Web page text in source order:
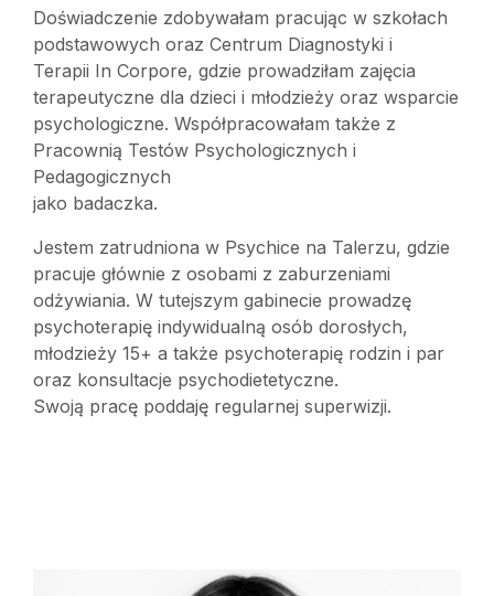
Doświadczenie zdobywałam pracując w szkołach
podstawowych oraz Centrum Diagnostyki i
Terapii In Corpore, gdzie prowadziłam zajęcia
terapeutyczne dla dzieci i młodzieży oraz wsparcie
psychologiczne. Współpracowałam także z
Pracownią Testów Psychologicznych i
Pedagogicznych
jako badaczka.
Jestem zatrudniona w Psychice na Talerzu, gdzie
pracuje głównie z osobami z zaburzeniami
odżywiania. W tutejszym gabinecie prowadzę
psychoterapię indywidualną osób dorosłych,
młodzieży 15+ a także psychoterapię rodzin i par
oraz konsultacje psychodietetyczne.
Swoją pracę poddaję regularnej superwizji.